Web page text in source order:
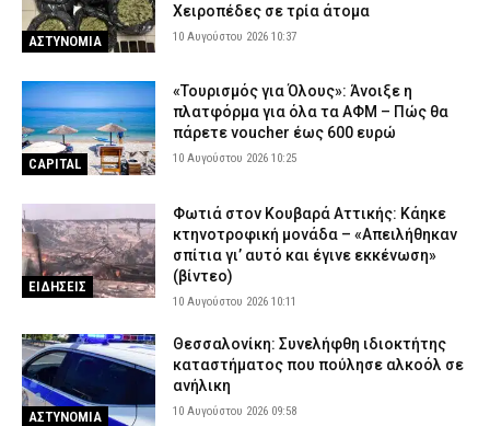
ΑΣΤΥΝΟΜΙΑ
Χειροπέδες σε τρία άτομα
10 Αυγούστου 2026 10:37
CAPITAL
«Τουρισμός για Όλους»: Άνοιξε η
πλατφόρμα για όλα τα ΑΦΜ – Πώς θα
πάρετε voucher έως 600 ευρώ
10 Αυγούστου 2026 10:25
ΕΙΔΗΣΕΙΣ
Φωτιά στον Κουβαρά Αττικής: Κάηκε
κτηνοτροφική μονάδα – «Απειλήθηκαν
σπίτια γι’ αυτό και έγινε εκκένωση»
(βίντεο)
10 Αυγούστου 2026 10:11
ΑΣΤΥΝΟΜΙΑ
Θεσσαλονίκη: Συνελήφθη ιδιοκτήτης
καταστήματος που πούλησε αλκοόλ σε
ανήλικη
10 Αυγούστου 2026 09:58